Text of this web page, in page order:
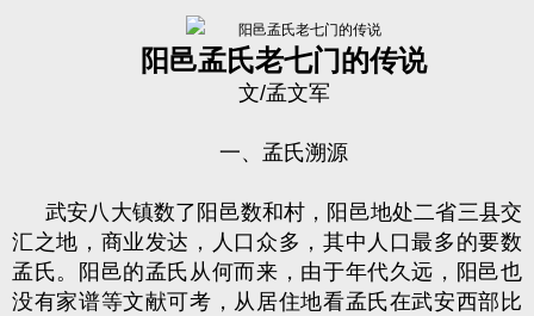
阳邑孟氏老七门的传说
文/孟文军
一、孟氏溯源
武安八大镇数了阳邑数和村，阳邑地处二省三县交
汇之地，商业发达，人口众多，其中人口最多的要数
孟氏。阳邑的孟氏从何而来，由于年代久远，阳邑也
没有家谱等文献可考，从居住地看孟氏在武安西部比